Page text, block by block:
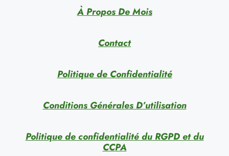
À Propos De Mois
Contact
Politique de Confidentialité
Conditions Générales D’utilisation
Politique de confidentialité du RGPD et du
CCPA